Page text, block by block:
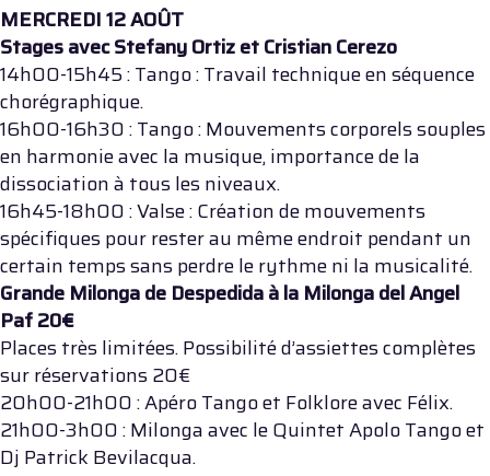
MERCREDI 12 AOÛT
Stages avec Stefany Ortiz et Cristian Cerezo
14h00-15h45 : Tango : Travail technique en séquence
chorégraphique.
16h00-16h30 : Tango : Mouvements corporels souples
en harmonie avec la musique, importance de la
dissociation à tous les niveaux.
16h45-18h00 : Valse : Création de mouvements
spécifiques pour rester au même endroit pendant un
certain temps sans perdre le rythme ni la musicalité.
Grande Milonga de Despedida à la Milonga del Angel
Paf 20€
Places très limitées. Possibilité d’assiettes complètes
sur réservations 20€
20h00-21h00 : Apéro Tango et Folklore avec Félix.
21h00-3h00 : Milonga avec le Quintet Apolo Tango et
Dj Patrick Bevilacqua.